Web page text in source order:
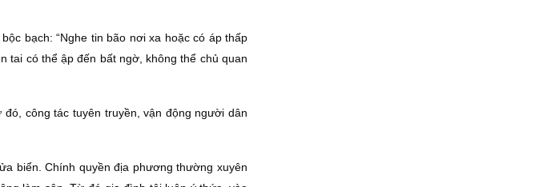
bạch: “Nghe tin bão nơi xa hoặc có áp thấp
tai có thể ập đến bất ngờ, không thể chủ quan
công tác tuyên truyền, vận động người dân
biển. Chính quyền địa phương thường xuyên